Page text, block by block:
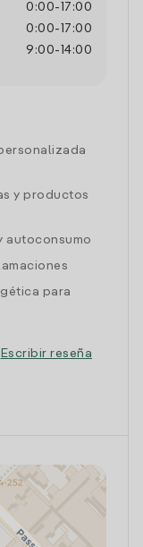
0:00- 17:00
0:00- 17:00
9:00- 14:00
y productos
autoconsumo
para
Escribir reseña